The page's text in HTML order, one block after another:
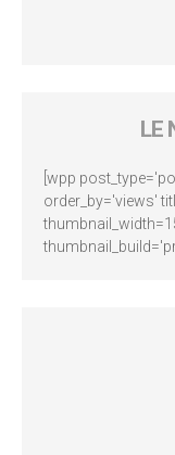
LE
[wpp
order_by='views'